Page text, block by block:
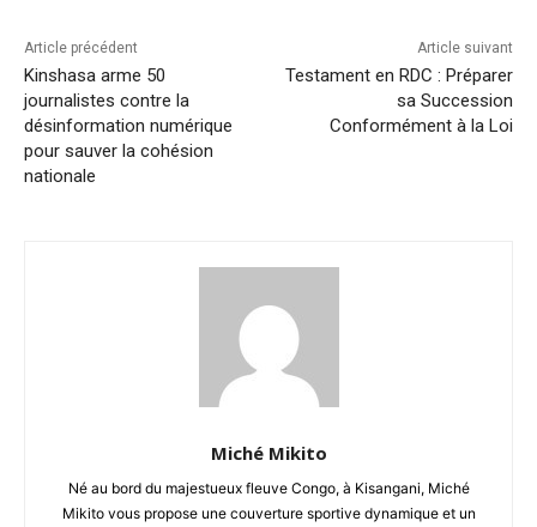
Article précédent
Kinshasa arme 50
journalistes contre la
désinformation numérique
pour sauver la cohésion
nationale
Article suivant
Testament en RDC : Préparer
sa Succession
Conformément à la Loi
Miché Mikito
Né au bord du majestueux fleuve Congo, à Kisangani, Miché
Mikito vous propose une couverture sportive dynamique et un